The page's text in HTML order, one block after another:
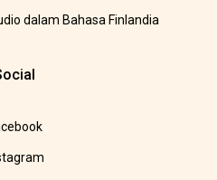
dalam Bahasa Finlandia